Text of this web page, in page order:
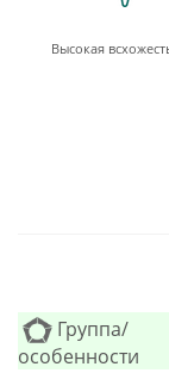
Высокая
Группа/
особенности